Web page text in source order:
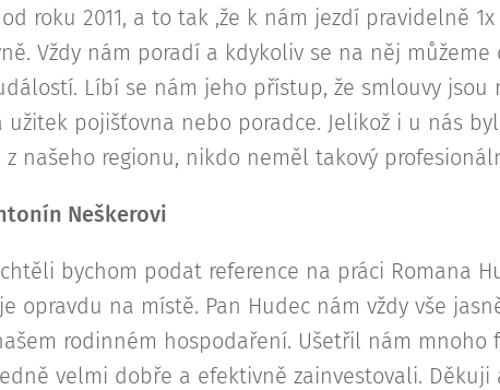
roku 2011, a to tak ,že k nám jezdí pravidelně
Vždy nám poradí a kdykoliv se na něj
Líbí se nám jeho přístup, že smlouvy jsou
užitek pojišťovna nebo poradce. Jelikož i u nás
z našeho regionu, nikdo neměl takový
Neškerovi
bychom podat reference na práci Romana
opravdu na místě. Pan Hudec nám vždy vše
rodinném hospodaření. Ušetřil nám mnoho
velmi dobře a efektivně zainvestovali.